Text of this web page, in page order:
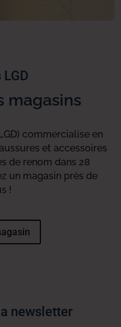
magasins
commercialise en
et accessoires
de renom dans 28
un magasin près de
!
newsletter